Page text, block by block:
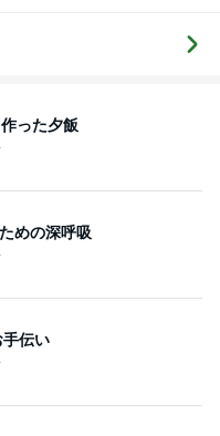
った夕飯
めの深呼吸
伝い